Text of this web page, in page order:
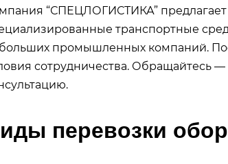
“СПЕЦЛОГИСТИКА”
транспортные
промышленных компаний.
сотрудничества. Обращайтесь —
перевозки